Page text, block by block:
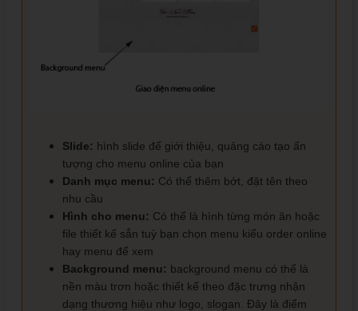
Slide: hình slide để giới thiệu, quảng cáo tạo ấn
tượng cho menu online của bạn
Danh mục menu: Có thể thêm bớt, đặt tên theo
nhu cầu
Hình cho menu: Có thể là hình từng món ăn hoặc
file thiết kế sẳn tuỳ bạn chọn menu kiểu order online
hay menu để xem
Background menu: background menu có thể là
nền màu trơn hoặc thiết kế theo đặc trưng nhận
dạng thương hiệu như logo, slogan. Đây là điểm